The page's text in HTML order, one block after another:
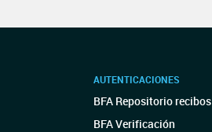
AUTENTICACIONES
BFA Repositorio recibos
BFA Verificación